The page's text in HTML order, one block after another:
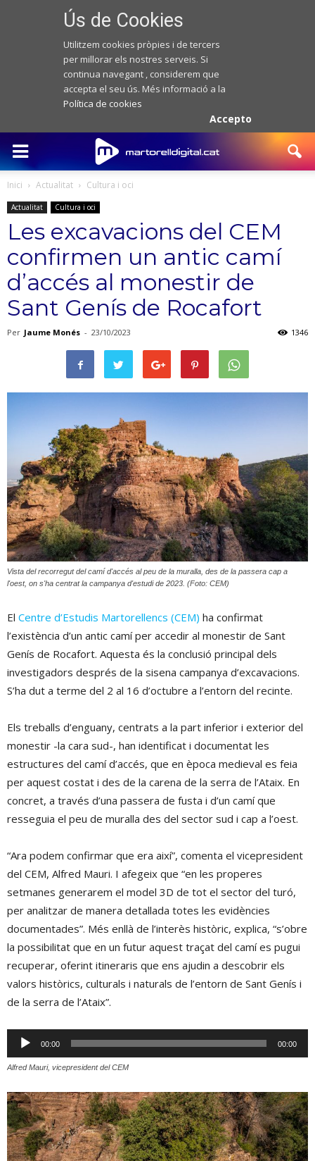
Ús de Cookies
Utilitzem cookies pròpies i de tercers
per millorar els nostres serveis. Si
continua navegant , considerem que
accepta el seu ús. Més informació a la
Política de cookies
Accepto
Inici Actualitat Cultura i oci
Actualitat Cultura i oci
Les excavacions del CEM
confirmen un antic camí
d’accés al monestir de
Sant Genís de Rocafort
Per Jaume Monés - 23/10/2023 1346
Vista del recorregut del camí d'accés al peu de la muralla, des de la passera cap a
l'oest, on s'ha centrat la campanya d'estudi de 2023. (Foto: CEM)
El Centre d’Estudis Martorellencs (CEM) ha confirmat
l’existència d’un antic camí per accedir al monestir de Sant
Genís de Rocafort. Aquesta és la conclusió principal dels
investigadors després de la sisena campanya d’excavacions.
S’ha dut a terme del 2 al 16 d’octubre a l’entorn del recinte.
Els treballs d’enguany, centrats a la part inferior i exterior del
monestir -la cara sud-, han identificat i documentat les
estructures del camí d’accés, que en època medieval es feia
per aquest costat i des de la carena de la serra de l’Ataix. En
concret, a través d’una passera de fusta i d’un camí que
resseguia el peu de muralla des del sector sud i cap a l’oest.
“Ara podem confirmar que era així”, comenta el vicepresident
del CEM, Alfred Mauri. I afegeix que “en les properes
setmanes generarem el model 3D de tot el sector del turó,
per analitzar de manera detallada totes les evidències
documentades”. Més enllà de l’interès històric, explica, “s’obre
la possibilitat que en un futur aquest traçat del camí es pugui
recuperar, oferint itineraris que ens ajudin a descobrir els
valors històrics, culturals i naturals de l’entorn de Sant Genís i
de la serra de l’Ataix”.
Reproductor
d'àudio
00:00 00:00
Alfred Mauri, vicepresident del CEM